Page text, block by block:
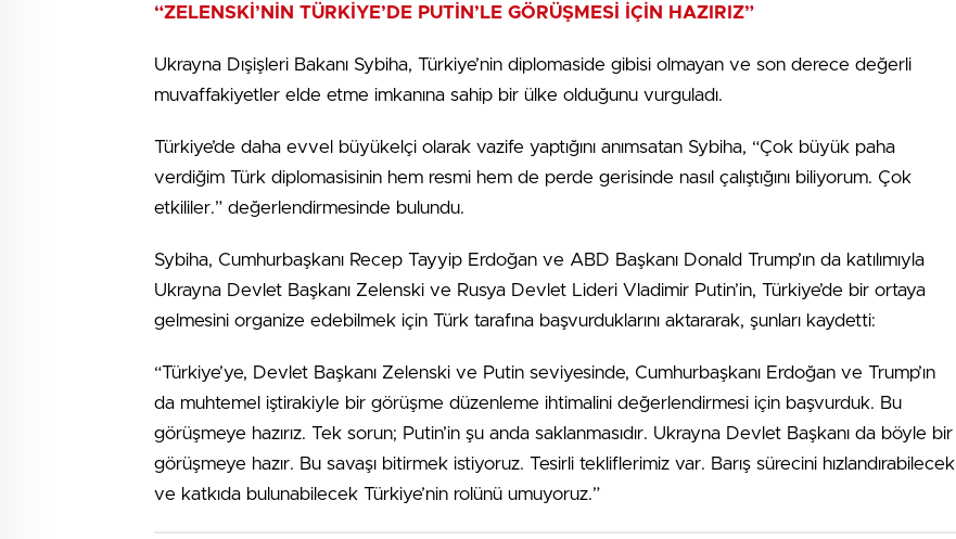
“ZELENSKİ’NİN TÜRKİYE’DE PUTİN’LE GÖRÜŞMESİ İÇİN HAZIRIZ”
Ukrayna Dışişleri Bakanı Sybiha, Türkiye’nin diplomaside gibisi olmayan ve son derece değerli
muvaffakiyetler elde etme imkanına sahip bir ülke olduğunu vurguladı.
Türkiye’de daha evvel büyükelçi olarak vazife yaptığını anımsatan Sybiha, “Çok büyük paha
verdiğim Türk diplomasisinin hem resmi hem de perde gerisinde nasıl çalıştığını biliyorum. Çok
etkililer.” değerlendirmesinde bulundu.
Sybiha, Cumhurbaşkanı Recep Tayyip Erdoğan ve ABD Başkanı Donald Trump’ın da katılımıyla
Ukrayna Devlet Başkanı Zelenski ve Rusya Devlet Lideri Vladimir Putin’in, Türkiye’de bir ortaya
gelmesini organize edebilmek için Türk tarafına başvurduklarını aktararak, şunları kaydetti:
“Türkiye’ye, Devlet Başkanı Zelenski ve Putin seviyesinde, Cumhurbaşkanı Erdoğan ve Trump’ın
da muhtemel iştirakiyle bir görüşme düzenleme ihtimalini değerlendirmesi için başvurduk. Bu
görüşmeye hazırız. Tek sorun; Putin’in şu anda saklanmasıdır. Ukrayna Devlet Başkanı da böyle bir
görüşmeye hazır. Bu savaşı bitirmek istiyoruz. Tesirli tekliflerimiz var. Barış sürecini hızlandırabilecek
ve katkıda bulunabilecek Türkiye’nin rolünü umuyoruz.”